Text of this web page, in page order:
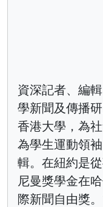
資深記者、編
學新聞及傳播
香港大學，為
為學生運動領
輯。在紐約是
尼曼獎學金在
際新聞自由獎